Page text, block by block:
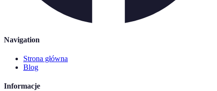
Navigation
Strona główna
Blog
Informacje